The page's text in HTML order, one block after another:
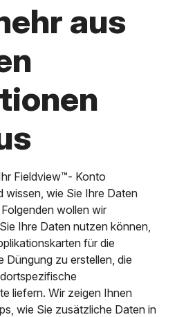
aus
Fieldview™- Konto
wissen, wie Sie Ihre Daten
wollen wir
Ihre Daten nutzen können,
für die
Düngung zu erstellen, die
liefern. Wir zeigen Ihnen
wie Sie zusätzliche Daten in